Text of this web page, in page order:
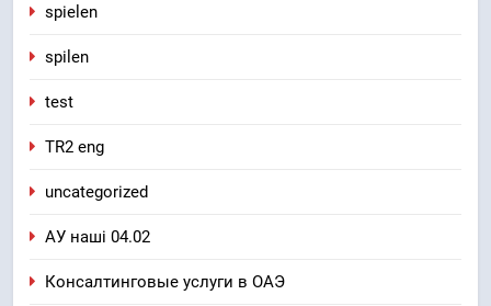
spielen
spilen
test
TR2 eng
uncategorized
АУ наші 04.02
Консалтинговые услуги в ОАЭ